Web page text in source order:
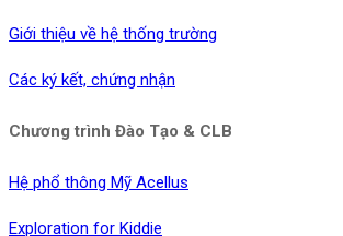
Giới thiệu về hệ thống trường
Các ký kết, chứng nhận
Chương trình Đào Tạo & CLB
Hệ phổ thông Mỹ Acellus
Exploration for Kiddie